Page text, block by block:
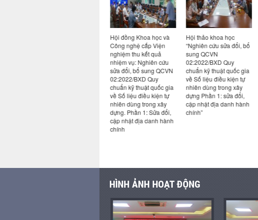
Hội đồng Khoa học và
Công nghệ cấp Viện
nghiệm thu kết quả
nhiệm vụ: Nghiên cứu
sửa đổi, bổ sung QCVN
02:2022/BXD Quy
chuẩn kỹ thuật quốc gia
về Số liệu điều kiện tự
nhiên dùng trong xây
dựng. Phần 1: Sửa đổi,
cập nhật địa danh hành
chính
Hội thảo khoa học
“Nghiên cứu sửa đổi, bổ
sung QCVN
02:2022/BXD Quy
chuẩn kỹ thuật quốc gia
về Số liệu điều kiện tự
nhiên dùng trong xây
dựng Phần 1: sửa đổi,
cập nhật địa danh hành
chính”
HÌNH ẢNH HOẠT ĐỘNG